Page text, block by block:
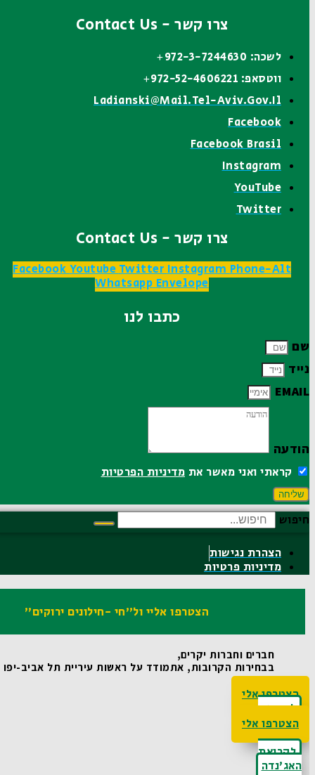
צרו קשר - Contact Us
לשכה: 972-3-7244630+
ווטסאפ: 972-52-4606221+
Ladianski@mail.tel-Aviv.gov.il
Facebook
Facebook Brasil
Instagram
YouTube
Twitter
צרו קשר - Contact Us
FacebookYoutubeTwitterInstagramPhone-Alt
WhatsappEnvelope
כתבו לנו
שם
נייד
EMAIL
הודעה
קראתי ואני מאשר אתמדיניות הפרטיות
שליחה
חיפוש
הצהרת נגישות
מדיניות פרטיות
הצטרפו אליי ול"חי -חילונים ירוקים"
חברים וחברות יקרים,
בבחירות הקרובות, אתמודד על ראשות עיריית תל אביב-יפו
הצטרפו אלי
לקריאת
האג'נדה
הצטרפו אלי
לקריאת
האג'נדה